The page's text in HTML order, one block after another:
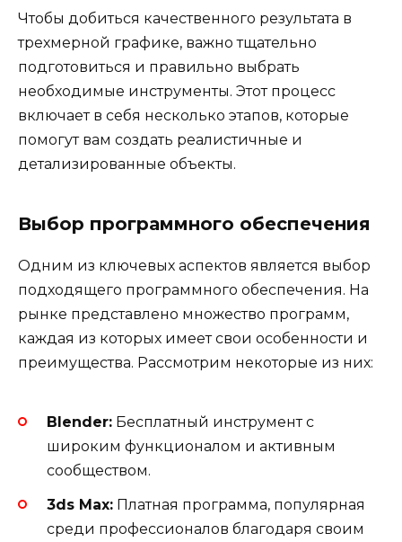
Чтобы добиться качественного результата в
трехмерной графике, важно тщательно
подготовиться и правильно выбрать
необходимые инструменты. Этот процесс
включает в себя несколько этапов, которые
помогут вам создать реалистичные и
детализированные объекты.
Выбор программного обеспечения
Одним из ключевых аспектов является выбор
подходящего программного обеспечения. На
рынке представлено множество программ,
каждая из которых имеет свои особенности и
преимущества. Рассмотрим некоторые из них:
Blender: Бесплатный инструмент с
широким функционалом и активным
сообществом.
3ds Max: Платная программа, популярная
среди профессионалов благодаря своим